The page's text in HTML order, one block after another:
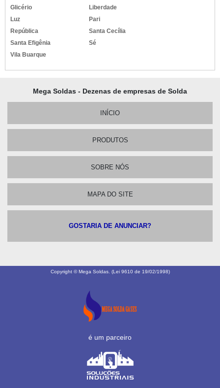
Glicério
Liberdade
Luz
Pari
República
Santa Cecília
Santa Efigênia
Sé
Vila Buarque
Mega Soldas - Dezenas de empresas de Solda
INÍCIO
PRODUTOS
SOBRE NÓS
MAPA DO SITE
GOSTARIA DE ANUNCIAR?
Copyright © Mega Soldas. (Lei 9610 de 19/02/1998)
é um parceiro